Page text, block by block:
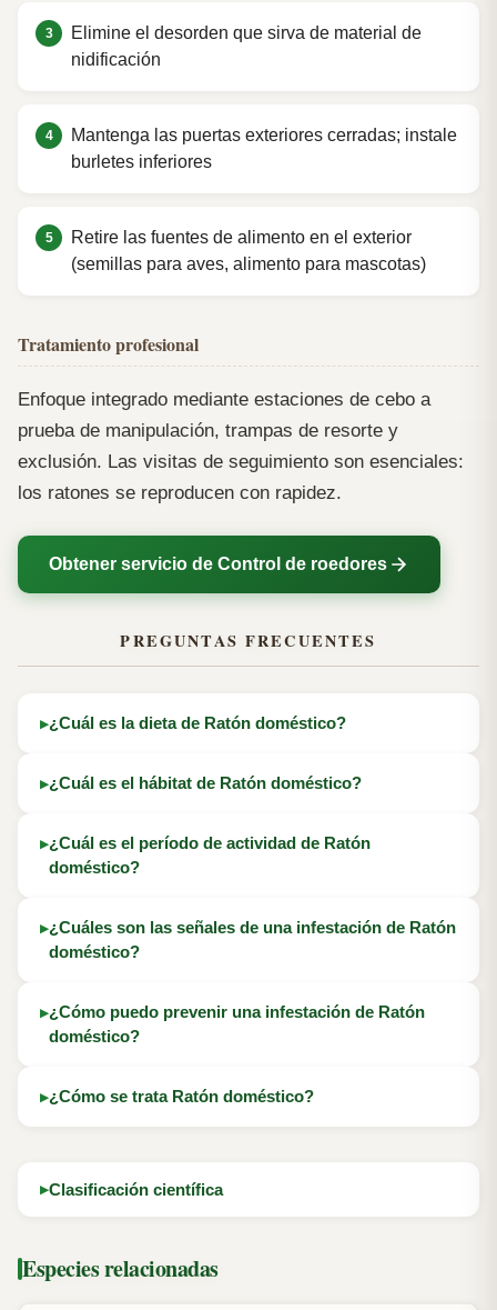
Elimine el desorden que sirva de material de
nidificación
Mantenga las puertas exteriores cerradas; instale
burletes inferiores
Retire las fuentes de alimento en el exterior
(semillas para aves, alimento para mascotas)
Tratamiento profesional
Enfoque integrado mediante estaciones de cebo a
prueba de manipulación, trampas de resorte y
exclusión. Las visitas de seguimiento son esenciales:
los ratones se reproducen con rapidez.
Obtener servicio de Control de roedores
PREGUNTAS FRECUENTES
¿Cuál es la dieta de Ratón doméstico?
¿Cuál es el hábitat de Ratón doméstico?
¿Cuál es el período de actividad de Ratón
doméstico?
¿Cuáles son las señales de una infestación de Ratón
doméstico?
¿Cómo puedo prevenir una infestación de Ratón
doméstico?
¿Cómo se trata Ratón doméstico?
Clasificación científica
Especies relacionadas